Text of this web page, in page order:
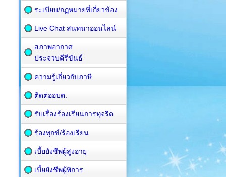
ระเบียบ/กฏหมายที่เกี่ยวข้อง
Live Chat สนทนาออนไลน์
สภาพอากาศ
ประจวบคีรีขันธ์
ความรู้เกี่ยวกับภาษี
ติดต่ออบต.
รับเรื่องร้องเรียนการทุจริต
ร้องทุกข์/ร้องเรียน
เบี้ยยังชีพผู้สูงอายุ
เบี้ยยังชีพผู้พิการ